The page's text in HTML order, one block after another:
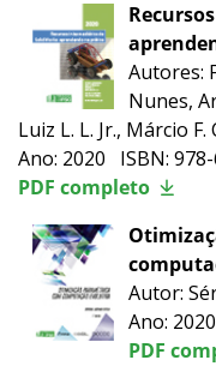
Autores:
Nunes,
Luiz L. L. Jr., Márcio F.
Ano: 2020 ISBN:
PDF completo
Autor:
Ano:
PDF